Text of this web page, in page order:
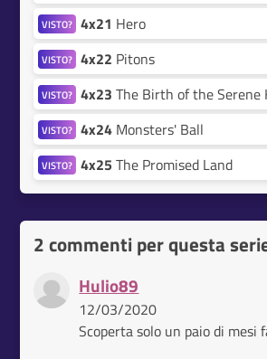
VISTO? 4x21 Hero
VISTO? 4x22 Pitons
VISTO? 4x23 The Birth of the Serene
VISTO? 4x24 Monsters' Ball
VISTO? 4x25 The Promised Land
2 commenti per questa
Hulio89
12/03/2020
Scoperta solo un paio di mesi